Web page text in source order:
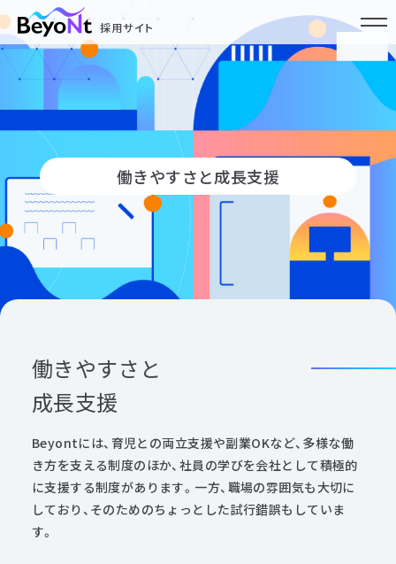
働きやすさと成長支援
働きやすさと
成長支援
Beyontには、育児との両立支援や副業OKなど、多様な働
き方を支える制度のほか、社員の学びを会社として積極的
に支援する制度があります。一方、職場の雰囲気も大切に
しており、そのためのちょっとした試行錯誤もしていま
す。
働きやすさと成長支援
メンバーインタビュー
よくある質問
中途採用
お問い合わせ
利用規約
特定商取引法に基づく表記
情報セキュリティに関する方針